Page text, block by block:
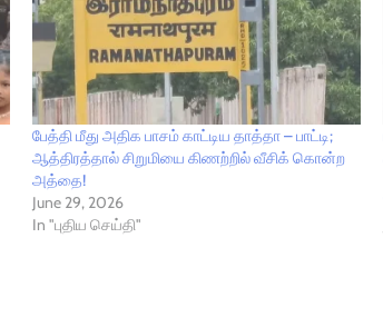
பேத்தி மீது அதிக பாசம் காட்டிய தாத்தா – பாட்டி;
ஆத்திரத்தால் சிறுமியை கிணற்றில் வீசிக் கொன்ற
அத்தை!
June 29, 2026
In "புதிய செய்தி"